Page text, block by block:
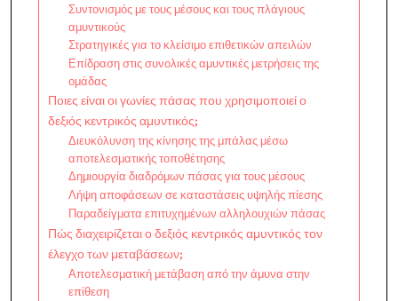
Συντονισμός με τους μέσους και τους πλάγιους
αμυντικούς
Στρατηγικές για το κλείσιμο επιθετικών απειλών
Επίδραση στις συνολικές αμυντικές μετρήσεις της
ομάδας
Ποιες είναι οι γωνίες πάσας που χρησιμοποιεί ο
δεξιός κεντρικός αμυντικός;
Διευκόλυνση της κίνησης της μπάλας μέσω
αποτελεσματικής τοποθέτησης
Δημιουργία διαδρόμων πάσας για τους μέσους
Λήψη αποφάσεων σε καταστάσεις υψηλής πίεσης
Παραδείγματα επιτυχημένων αλληλουχιών πάσας
Πώς διαχειρίζεται ο δεξιός κεντρικός αμυντικός τον
έλεγχο των μεταβάσεων;
Αποτελεσματική μετάβαση από την άμυνα στην
επίθεση